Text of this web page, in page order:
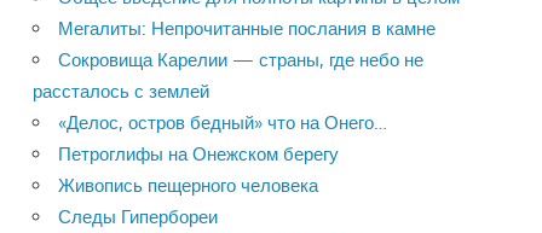
Мегалиты: Непрочитанные послания в камне
Сокровища Карелии — страны, где небо не
рассталось с землей
«Делос, остров бедный» что на Онего…
Петроглифы на Онежском берегу
Живопись пещерного человека
Следы Гипербореи